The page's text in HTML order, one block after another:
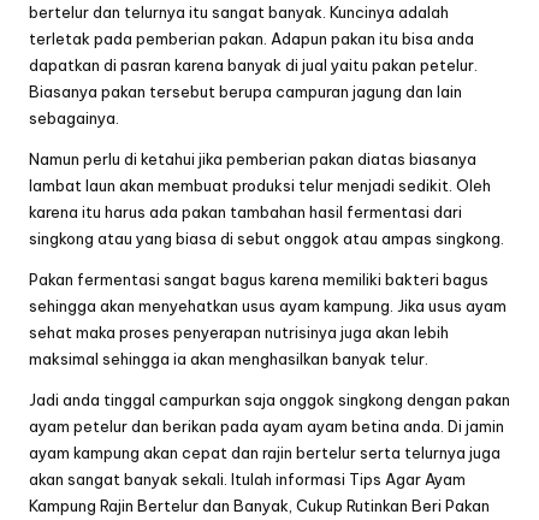
bertelur dan telurnya itu sangat banyak. Kuncinya adalah
terletak pada pemberian pakan. Adapun pakan itu bisa anda
dapatkan di pasran karena banyak di jual yaitu pakan petelur.
Biasanya pakan tersebut berupa campuran jagung dan lain
sebagainya.
Namun perlu di ketahui jika pemberian pakan diatas biasanya
lambat laun akan membuat produksi telur menjadi sedikit. Oleh
karena itu harus ada pakan tambahan hasil fermentasi dari
singkong atau yang biasa di sebut onggok atau ampas singkong.
Pakan fermentasi sangat bagus karena memiliki bakteri bagus
sehingga akan menyehatkan usus ayam kampung. Jika usus ayam
sehat maka proses penyerapan nutrisinya juga akan lebih
maksimal sehingga ia akan menghasilkan banyak telur.
Jadi anda tinggal campurkan saja onggok singkong dengan pakan
ayam petelur dan berikan pada ayam ayam betina anda. Di jamin
ayam kampung akan cepat dan rajin bertelur serta telurnya juga
akan sangat banyak sekali. Itulah informasi Tips Agar Ayam
Kampung Rajin Bertelur dan Banyak, Cukup Rutinkan Beri Pakan